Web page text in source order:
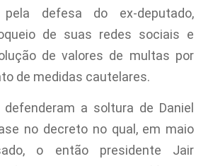
defesa do ex-deputado,
de suas redes sociais e
de valores de multas por
de medidas cautelares.
defenderam a soltura de Daniel
no decreto no qual, em maio
o então presidente Jair